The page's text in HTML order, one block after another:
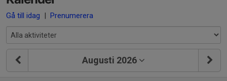
Gå till idag | Prenumerera
Augusti 2026